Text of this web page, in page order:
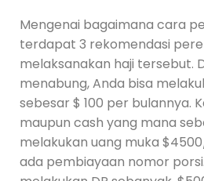
Mengenai bagaimana cara
terdapat 3 rekomendasi
melaksanakan haji tersebut.
menabung, Anda bisa
sebesar $ 100 per bulannya.
maupun cash yang mana
melakukan uang muka
ada pembiayaan nomor